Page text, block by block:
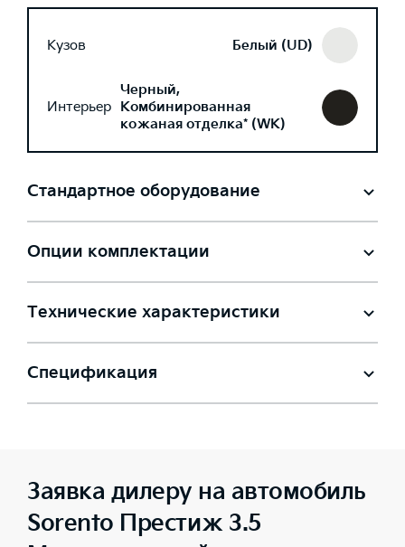
Кузов Белый (UD)
Интерьер
Черный,
Комбинированная
кожаная отделка* (WK)
Стандартное оборудование
Опции комплектации
Технические характеристики
Спецификация
Заявка дилеру на автомобиль
Sorento Престиж 3.5